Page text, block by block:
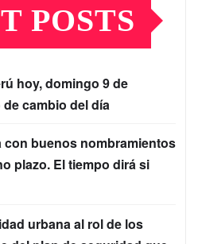
POSTS
hoy, domingo 9 de
cambio del día
con buenos nombramientos
plazo. El tiempo dirá si
urbana al rol de los